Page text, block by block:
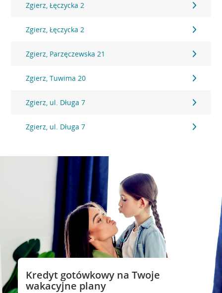
Zgierz, Łęczycka 2
Zgierz, Łęczycka 2
Zgierz, Parzęczewska 21
Zgierz, Tuwima 20
Zgierz, ul. Długa 7
Zgierz, ul. Długa 7
Kredyt gotówkowy na Twoje
wakacyjne plany